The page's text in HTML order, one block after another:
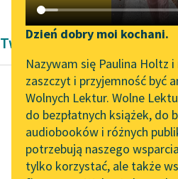
Katalog DAISY
Podkasty o książkach
Aktualności
Zapraszamy na spotkanie
online z tłumaczkami
literatury skandynawskiej
Spotkanie z Katarzyną
Tunkiel w Oslo
Dzień dobry moi kochani.
Nazywam się Paulina Holtz
zaszczyt i przyjemność być
Wolnych Lektur. Wolne
do bezpłatnych książek, do
audiobooków i różnych
potrzebują naszego
tylko korzystać, ale także
Twórczość Marcela Prousta